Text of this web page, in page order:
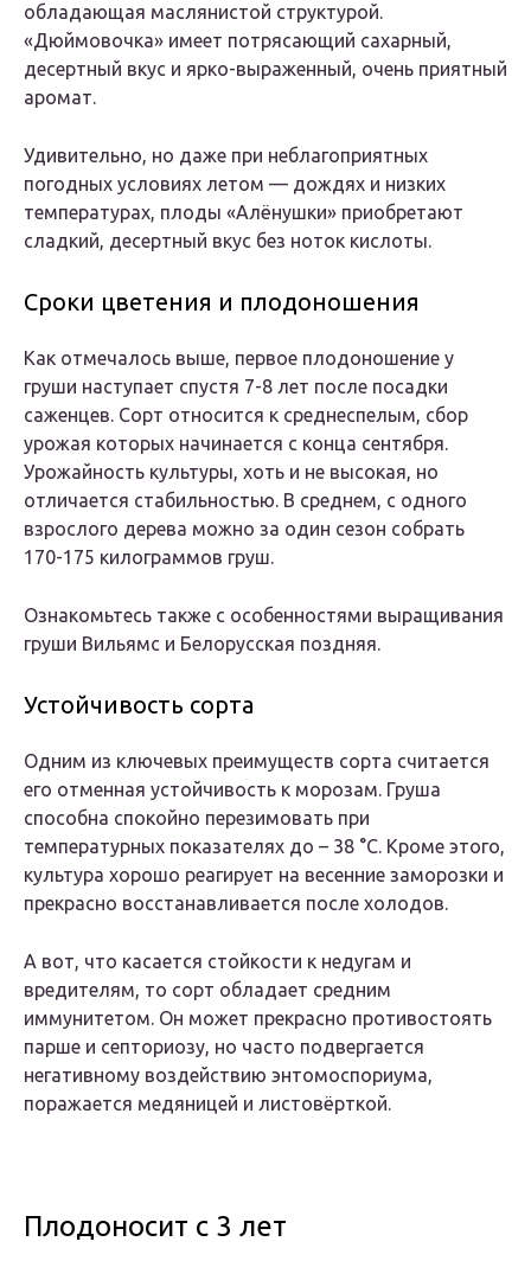
обладающая маслянистой структурой.
«Дюймовочка» имеет потрясающий сахарный,
десертный вкус и ярко-выраженный, очень приятный
аромат.
Удивительно, но даже при неблагоприятных
погодных условиях летом — дождях и низких
температурах, плоды «Алёнушки» приобретают
сладкий, десертный вкус без ноток кислоты.
Сроки цветения и плодоношения
Как отмечалось выше, первое плодоношение у
груши наступает спустя 7-8 лет после посадки
саженцев. Сорт относится к среднеспелым, сбор
урожая которых начинается с конца сентября.
Урожайность культуры, хоть и не высокая, но
отличается стабильностью. В среднем, с одного
взрослого дерева можно за один сезон собрать
170-175 килограммов груш.
Ознакомьтесь также с особенностями выращивания
груши Вильямс и Белорусская поздняя.
Устойчивость сорта
Одним из ключевых преимуществ сорта считается
его отменная устойчивость к морозам. Груша
способна спокойно перезимовать при
температурных показателях до – 38 °С. Кроме этого,
культура хорошо реагирует на весенние заморозки и
прекрасно восстанавливается после холодов.
А вот, что касается стойкости к недугам и
вредителям, то сорт обладает средним
иммунитетом. Он может прекрасно противостоять
парше и септориозу, но часто подвергается
негативному воздействию энтомоспориума,
поражается медяницей и листовёрткой.
Плодоносит с 3 лет